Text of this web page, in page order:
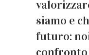
siamo e
futuro:
confronto